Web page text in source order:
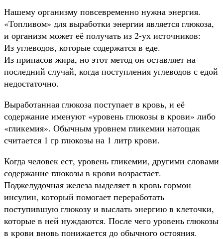
Нашему организму повсевременно нужна энергия.
«Топливом» для выработки энергии является глюкоза,
и организм может её получать из 2-ух источников:
Из углеводов, которые содержатся в еде.
Из припасов жира, но этот метод он оставляет на
последний случай, когда поступления углеводов с едой
недостаточно.
Выработанная глюкоза поступает в кровь, и её
содержание именуют «уровень глюкозы в крови» либо
«гликемия». Обычным уровнем гликемии натощак
считается 1 гр глюкозы на 1 литр крови.
Когда человек ест, уровень гликемии, другими словами
содержание глюкозы в крови возрастает.
Поджелудочная железа выделяет в кровь гормон
инсулин, который помогает переработать
поступившую глюкозу и выслать энергию в клеточки,
которые в ней нуждаются. После чего уровень глюкозы
в крови вновь понижается до обычного остояния.